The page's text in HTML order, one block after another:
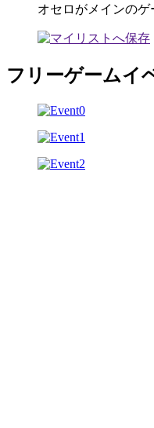
オセロがメインのゲ
フリーゲームイ